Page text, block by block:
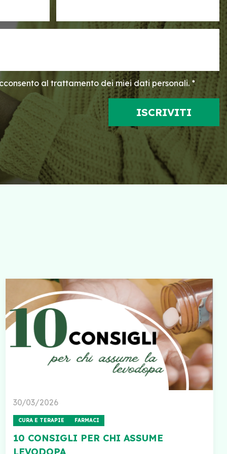
al trattamento dei miei dati personali. *
30/03/2026
CURA E TERAPIE FARMACI
10 CONSIGLI PER CHI ASSUME